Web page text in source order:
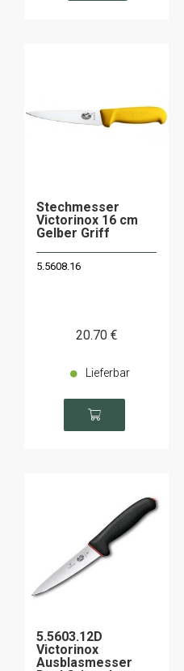
Stechmesser
Victorinox 16 cm
Gelber Griff
5.5608.16
20.70 €
Lieferbar
5.5603.12D
Victorinox
Ausblasmesser